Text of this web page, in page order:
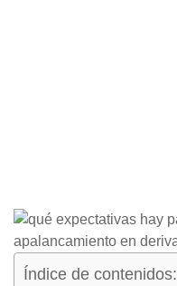
Índice de contenidos: